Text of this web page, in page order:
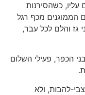
עליו, כשהסירנות
הממוגנים מכף רגל
גז והלם לכל עבר,
הכפר, פעילי השלום
להבות, ולא